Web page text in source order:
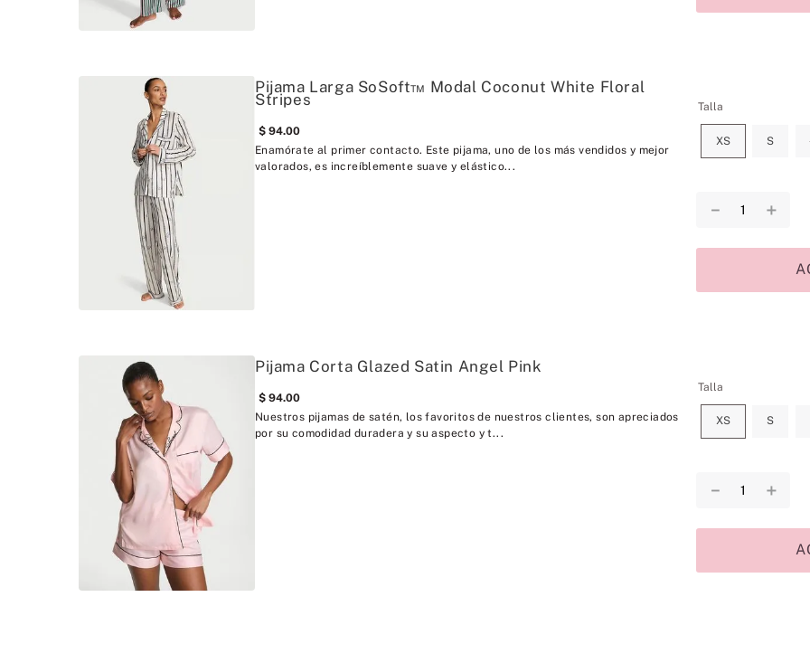
Pijama Larga SoSoft™ Modal Coconut White Floral
Stripes
94.00
Enamórate al primer contacto. Este pijama, uno de los más vendidos y mejor
valorados, es increíblemente suave y elástico...
Talla
XS S
＋
－
Pijama Corta Glazed Satin Angel Pink
94.00
Nuestros pijamas de satén, los favoritos de nuestros clientes, son apreciados
por su comodidad duradera y su aspecto y t...
Talla
XS S
＋
－